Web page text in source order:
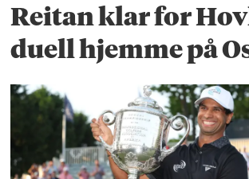
Reitan klar for
duell hjemme på